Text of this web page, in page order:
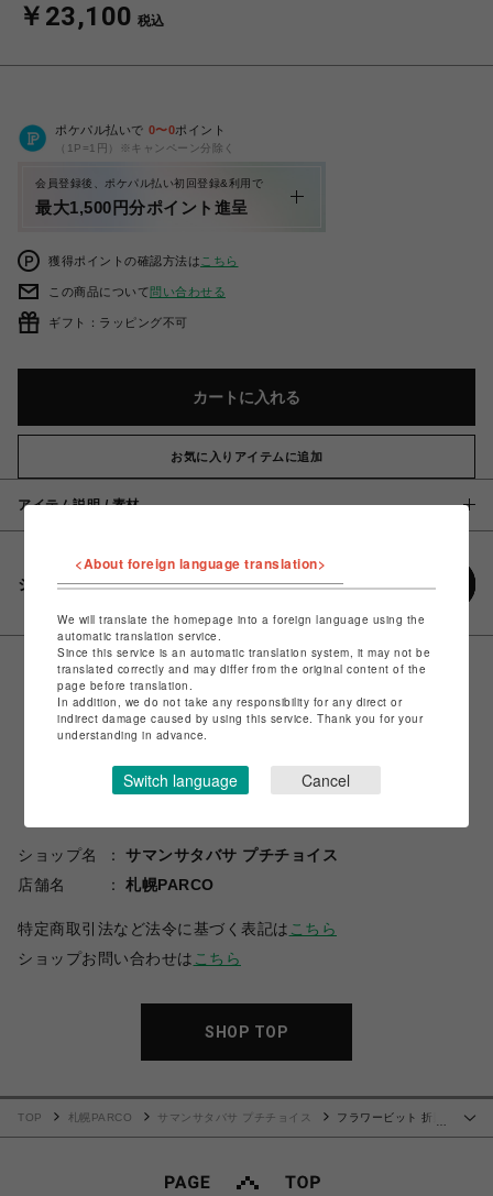
￥23,100 税込
ポケパル払いで 0〜0ポイント
（1P=1円）※キャンペーン分除く
会員登録後、ポケパル払い初回登録&利用で
最大1,500円分ポイント進呈
獲得ポイントの確認方法は こちら
この商品について問い合わせる
ギフト：ラッピング不可
カートに入れる
お気に入りアイテムに追加
アイテム説明 / 素材
シェアする
ショップ名
サマンサタバサ プチチョイス
店舗名
札幌PARCO
特定商取引法など法令に基づく表記は こちら
ショップお問い合わせは こちら
SHOP TOP
…
TOP 札幌PARCO サマンサタバサ プチチョイス
フラワービット 折財
<About foreign language translation>
We will translate the homepage into a foreign language using the
automatic translation service.
Since this service is an automatic translation system, it may not be
translated correctly and may differ from the original content of the
page before translation.
In addition, we do not take any responsibility for any direct or
indirect damage caused by using this service. Thank you for your
understanding in advance.
Switch language Cancel